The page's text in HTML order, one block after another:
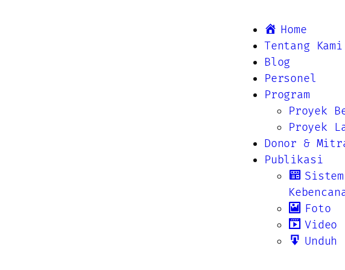
Home
Tentang Kami
Blog
Personel
Program
Proyek
Proyek
Donor &
Publikasi
Foto
Video
Unduh